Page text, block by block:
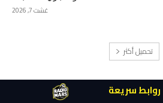
غشت 7, 2026
تحميل أكثر
روابط سريعة